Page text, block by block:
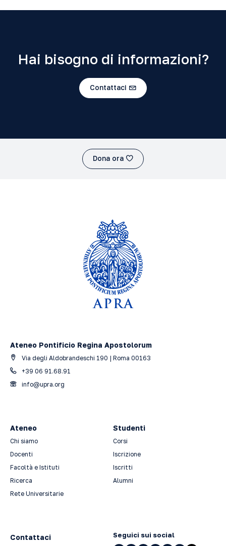
Hai bisogno di informazioni?
Contattaci
Dona ora
Ateneo Pontificio Regina Apostolorum
Via degli Aldobrandeschi 190 | Roma 00163
+39 06 91.68.91
info@upra.org
Ateneo
Chi siamo
Docenti
Facoltà e Istituti
Ricerca
Rete Universitarie
Studenti
Corsi
Iscrizione
Iscritti
Alumni
Contattaci Seguici sui social